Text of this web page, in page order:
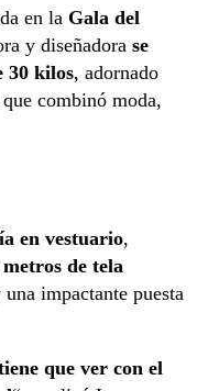
en la Gala del
y diseñadora se
30 kilos, adornado
combinó moda,
en vestuario,
de tela
una impactante puesta
que ver con el